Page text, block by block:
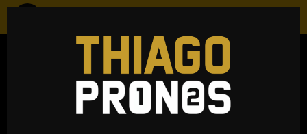
FOOTBALL
FRANCE - LIGUE 1
5 OCTOBRE 2025 À 20H45